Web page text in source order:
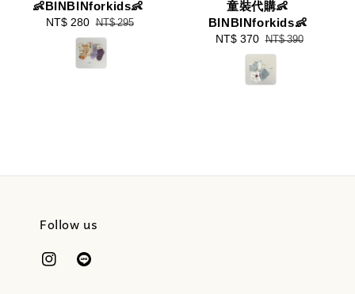
👶BINBINforkids👶
Sale
NT$ 280 Regular
price
NT$ 295
童裝代購👶
BINBINforkids👶
Sale
NT$ 370 Regular
price
NT$ 390
Follow us